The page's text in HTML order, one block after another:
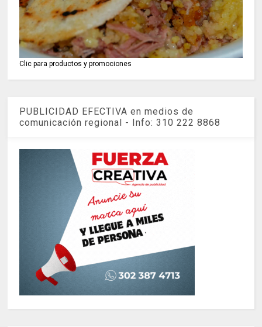
Clic para productos y promociones
PUBLICIDAD EFECTIVA en medios de
comunicación regional - Info: 310 222 8868